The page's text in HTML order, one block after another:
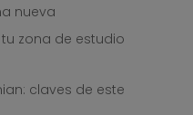
nueva
zona de estudio
claves de este